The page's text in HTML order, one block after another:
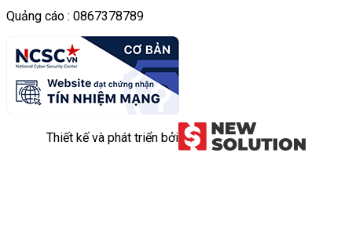
Quảng cáo : 0867378789
Thiết kế và phát triển bởi